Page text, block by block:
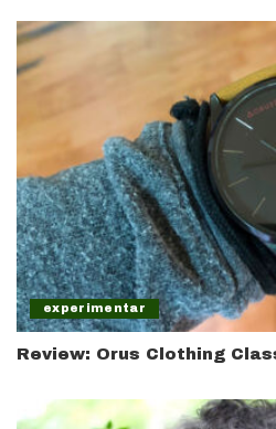
experimentar
Review: Orus Clothing